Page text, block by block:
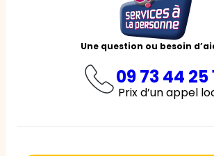
Une question ou besoin
09 73 44 25
Prix d’un appel